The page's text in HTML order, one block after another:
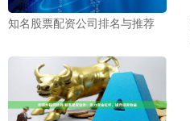
知名股票配资公司排名与推荐